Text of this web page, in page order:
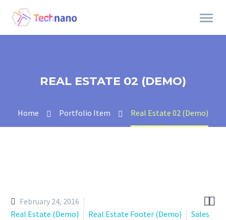
REAL ESTATE 02 (DEMO)
Home Portfolio Item Real Estate 02 (Demo)

February 24, 2016
Real Estate (Demo)
Real Estate Footer (Demo)
Sales